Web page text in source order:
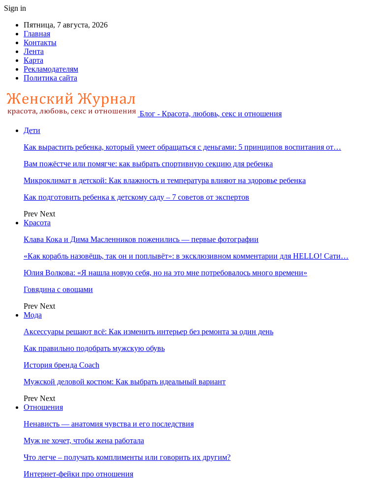
Sign in
Пятница, 7 августа, 2026
Главная
Контакты
Лента
Карта
Рекламодателям
Политика сайта
Блог - Красота, любовь, секс и отношения
Дети
Как вырастить ребенка, который умеет обращаться с деньгами: 5 принципов воспитания от…
Вам пожёстче или помягче: как выбрать спортивную секцию для ребенка
Микроклимат в детской: Как влажность и температура влияют на здоровье ребенка
Как подготовить ребенка к детскому саду – 7 советов от экспертов
Prev Next
Красота
Клава Кока и Дима Масленников поженились — первые фотографии
«Как корабль назовёшь, так он и поплывёт»: в эксклюзивном комментарии для HELLO! Сати…
Юлия Волкова: «Я нашла новую себя, но на это мне потребовалось много времени»
Говядина с овощами
Prev Next
Мода
Аксессуары решают всё: Как изменить интерьер без ремонта за один день
Как правильно подобрать мужскую обувь
История бренда Coach
Мужской деловой костюм: Как выбрать идеальный вариант
Prev Next
Отношения
Ненависть — анатомия чувства и его последствия
Муж не хочет, чтобы жена работала
Что легче – получать комплименты или говорить их другим?
Интернет-фейки про отношения